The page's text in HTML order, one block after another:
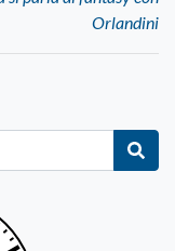
Orlandini